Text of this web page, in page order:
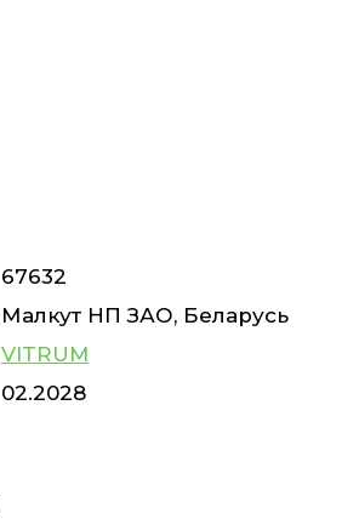
67632
Малкут НП ЗАО, Беларусь
VITRUM
02.2028